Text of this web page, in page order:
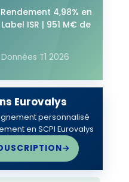
4,98% en
ISR | 951 M€ de
T1 2026
Eurovalys
personnalisé
en SCPI Eurovalys
→